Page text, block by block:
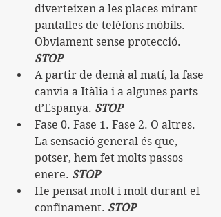
diverteixen a les places mirant
pantalles de telèfons mòbils.
Obviament sense protecció.
STOP
A partir de demà al matí, la fase
canvia a Itàlia i a algunes parts
d’Espanya. STOP
Fase 0. Fase 1. Fase 2. O altres.
La sensació general és que,
potser, hem fet molts passos
enere. STOP
He pensat molt i molt durant el
confinament. STOP